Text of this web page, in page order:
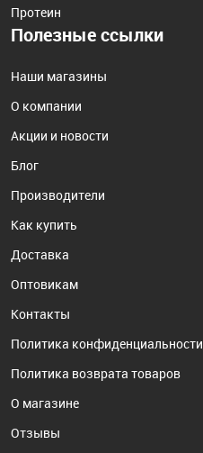
Протеин
Полезные ссылки
Наши магазины
О компании
Акции и новости
Блог
Производители
Как купить
Доставка
Оптовикам
Контакты
Политика конфиденциальности
Политика возврата товаров
О магазине
Отзывы